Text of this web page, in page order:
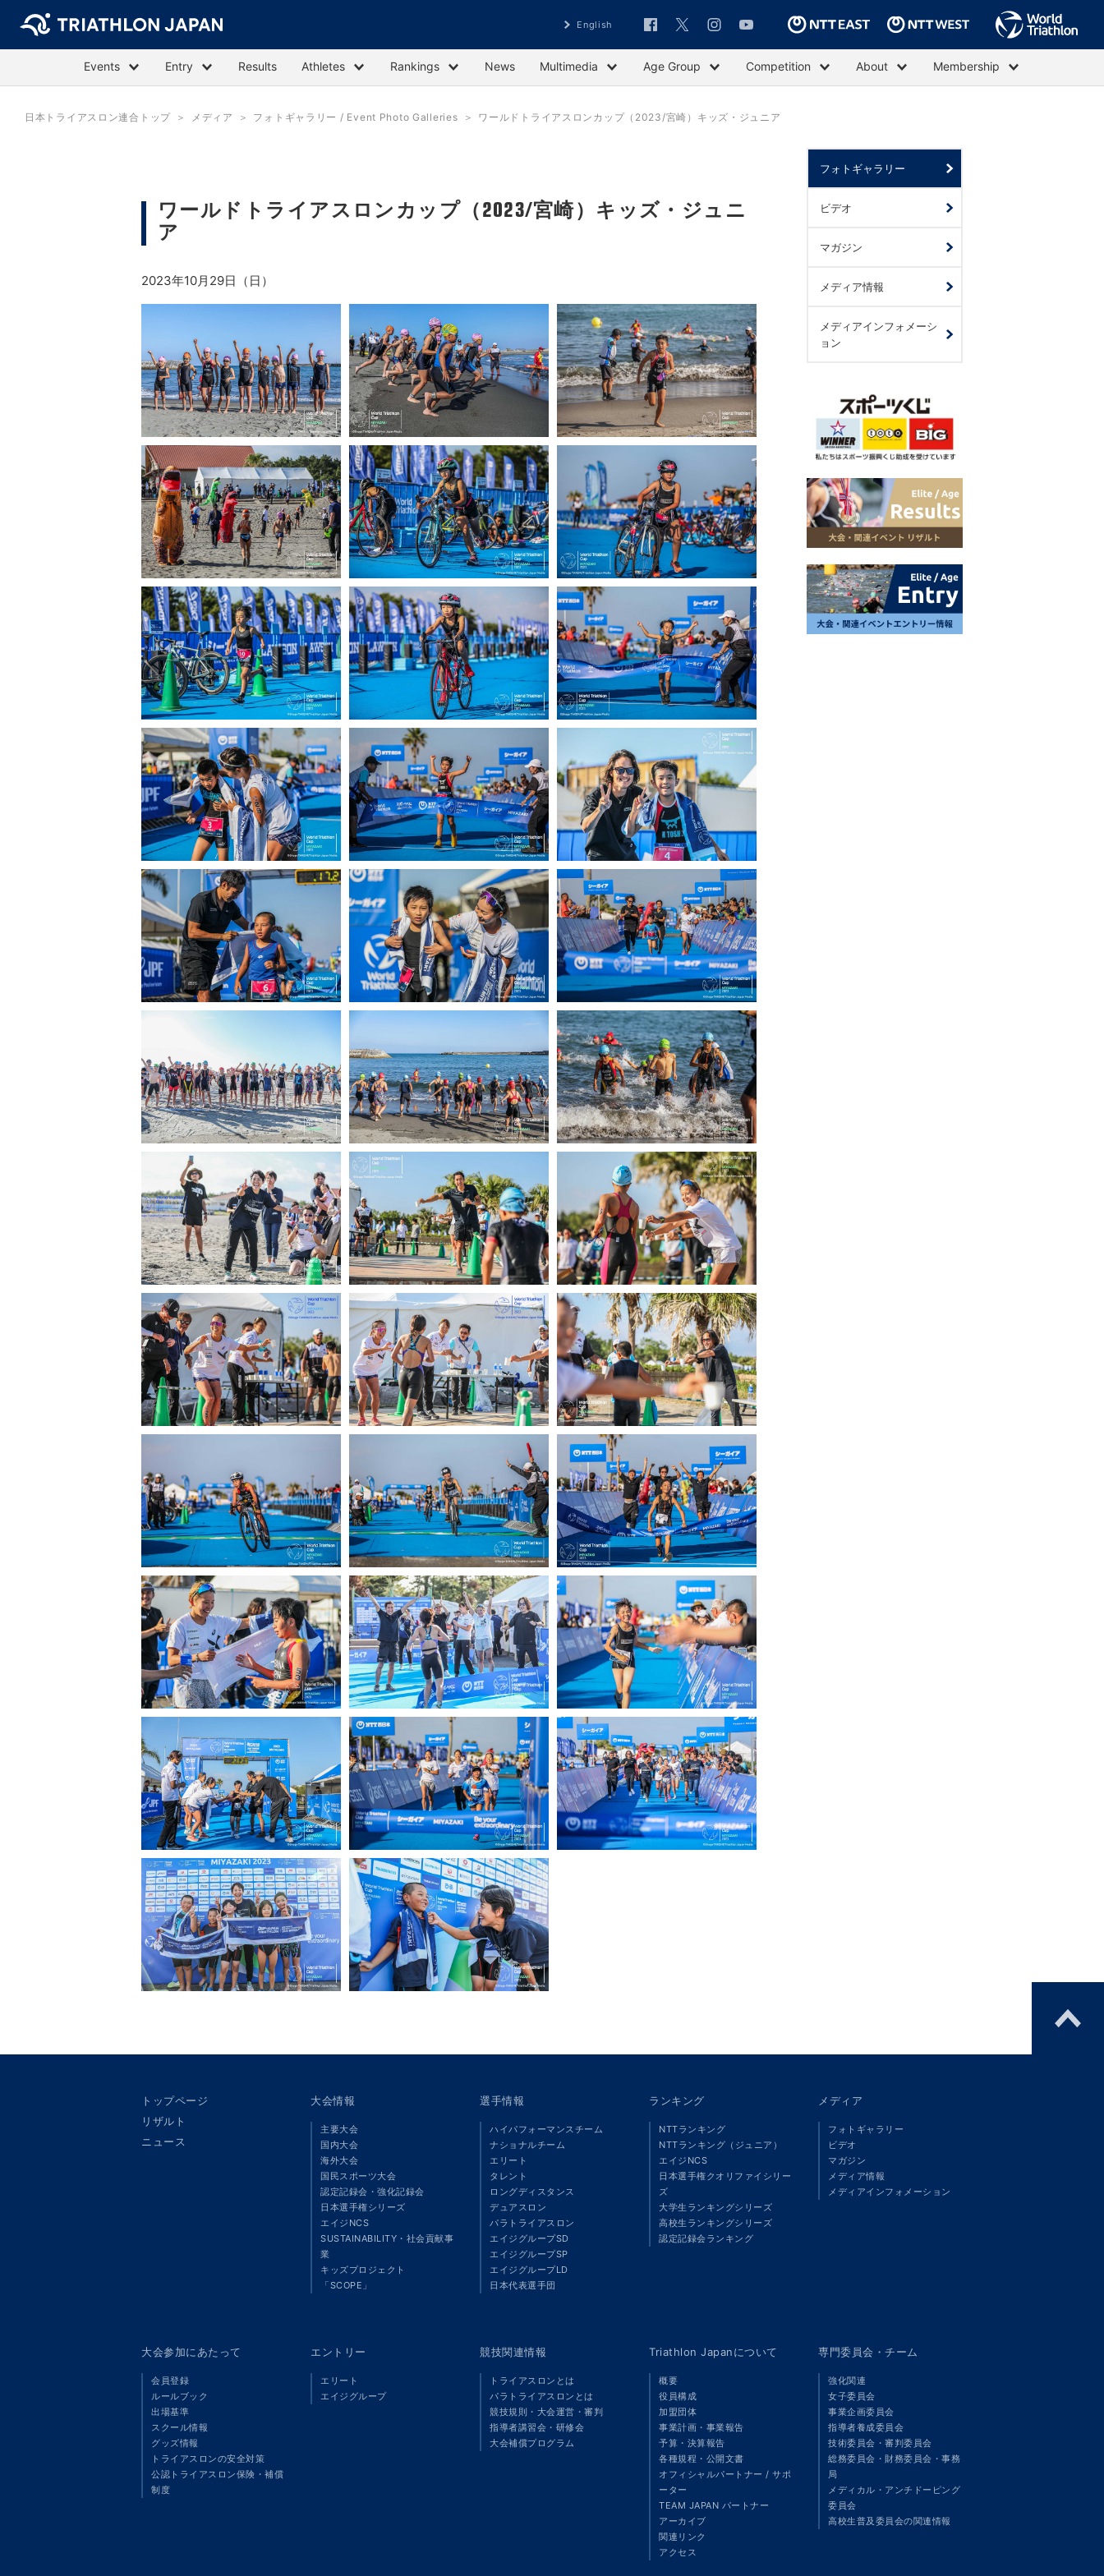
English
Events Entry Results Athletes Rankings News Multimedia Age Group Competition About Membership
日本トライアスロン連合トップ メディア フォトギャラリー / Event Photo Galleries ワールドトライアスロンカップ（2023/宮崎）キッズ・ジュニア
ワールドトライアスロンカップ（2023/宮崎）キッズ・ジュニ
ア
2023年10月29日（日）
フォトギャラリー
ビデオ
マガジン
メディア情報
メディアインフォメーシ
ョン
トップページ
リザルト
ニュース
大会情報
主要大会
国内大会
海外大会
国民スポーツ大会
認定記録会・強化記録会
日本選手権シリーズ
エイジNCS
SUSTAINABILITY・社会貢献事
業
キッズプロジェクト
「SCOPE」
選手情報
ハイパフォーマンスチーム
ナショナルチーム
エリート
タレント
ロングディスタンス
デュアスロン
パラトライアスロン
エイジグループSD
エイジグループSP
エイジグループLD
日本代表選手団
ランキング
NTTランキング
NTTランキング（ジュニア）
エイジNCS
日本選手権クオリファイシリー
ズ
大学生ランキングシリーズ
高校生ランキングシリーズ
認定記録会ランキング
メディア
フォトギャラリー
ビデオ
マガジン
メディア情報
メディアインフォメーション
大会参加にあたって
会員登録
ルールブック
出場基準
スクール情報
グッズ情報
トライアスロンの安全対策
公認トライアスロン保険・補償
制度
エントリー
エリート
エイジグループ
競技関連情報
トライアスロンとは
パラトライアスロンとは
競技規則・大会運営・審判
指導者講習会・研修会
大会補償プログラム
Triathlon Japanについて
概要
役員構成
加盟団体
事業計画・事業報告
予算・決算報告
各種規程・公開文書
オフィシャルパートナー / サポ
ーター
TEAM JAPAN パートナー
アーカイブ
関連リンク
アクセス
専門委員会・チーム
強化関連
女子委員会
事業企画委員会
指導者養成委員会
技術委員会・審判委員会
総務委員会・財務委員会・事務
局
メディカル・アンチドーピング
委員会
高校生普及委員会の関連情報